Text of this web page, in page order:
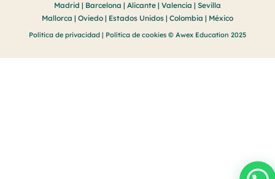
Madrid | Barcelona | Alicante | Valencia | Sevilla
Mallorca | Oviedo | Estados Unidos | Colombia | México
Política de privacidad | Política de cookies © Awex Education 2025